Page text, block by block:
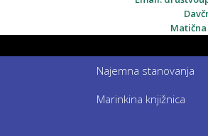
Matična
Najemna stanovanja
Marinkina knjižnica